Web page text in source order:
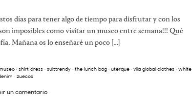
días para tener algo de tiempo para disfrutar y con los
imposibles como visitar un museo entre semana!!! Qué
Mañana os lo enseñaré un poco […]
· shirt dress· suittrendy· the lunch bag· uterque· vila global clothes· white
· zuecos
un comentario